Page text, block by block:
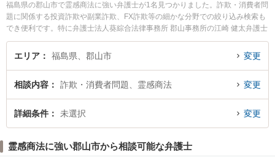
福島県の郡山市で霊感商法に強い弁護士が1名見つかりました。詐欺・消費者問
題に関係する投資詐欺や副業詐欺、FX詐欺等の細かな分野での絞り込み検索も
でき便利です。特に弁護士法人葵綜合法律事務所 郡山事務所の江崎 健太弁護士
のプロフィール情報や弁護士費用、強みなどが注目されています。『郡山市で
土日や夜間に発生した霊感商法のトラブルを今すぐに弁護士に相談したい』
でお困りの相談者さんにおすすめです。
エリア 福島県、郡山市 変更
相談内容 詐欺・消費者問題、霊感商法 変更
詳細条件 未選択 変更
霊感商法に強い郡山市から相談可能な弁護士